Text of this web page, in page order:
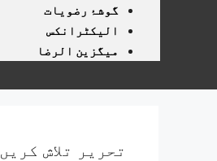
گوشۂ رضویات
الیکٹرانکس
میگزین الرضا
تحریر تلاش کریں